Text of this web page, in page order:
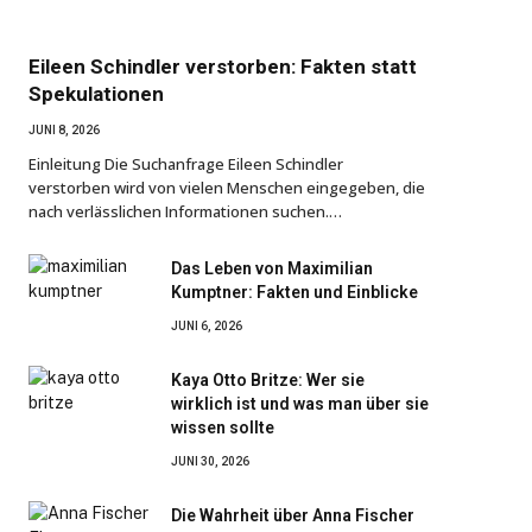
Eileen Schindler verstorben: Fakten statt
Spekulationen
JUNI 8, 2026
Einleitung Die Suchanfrage Eileen Schindler
verstorben wird von vielen Menschen eingegeben, die
nach verlässlichen Informationen suchen.…
Das Leben von Maximilian
Kumptner: Fakten und Einblicke
JUNI 6, 2026
Kaya Otto Britze: Wer sie
wirklich ist und was man über sie
wissen sollte
JUNI 30, 2026
Die Wahrheit über Anna Fischer